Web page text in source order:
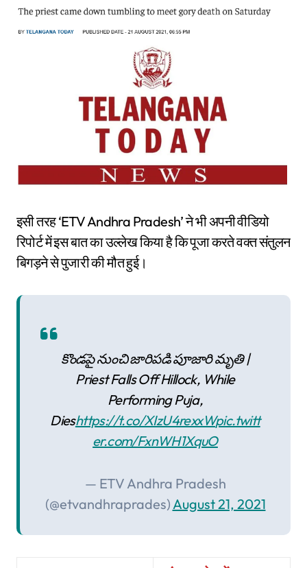
इसी तरह ‘ETV Andhra Pradesh’ ने भी अपनी वीडियो
रिपोर्ट में इस बात का उल्लेख किया है कि पूजा करते वक्त संतुलन
बिगड़ने से पुजारी की मौत हुई।
కొండపై నుంచి జారిపడి పూజారి మృతి |
Priest Falls Off Hillock, While
Performing Puja,
Dieshttps://t.co/XIzU4rexxWpic.twitt
er.com/FxnWH1XquO
— ETV Andhra Pradesh
(@etvandhraprades)August 21, 2021